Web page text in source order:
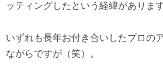
ッティングしたという経緯があります
いずれも長年お付き合いしたプロの
ながらですが（笑）。